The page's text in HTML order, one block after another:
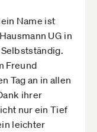
Name ist
UG in
Freund
Tag an in allen
ihrer
nur ein Tief
leichter